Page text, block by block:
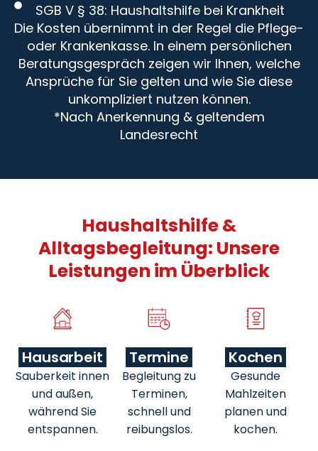
SGB V § 38: Haushaltshilfe bei Krankheit
Die Kosten übernimmt in der Regel die Pflege-
oder Krankenkasse. In einem persönlichen
Beratungsgespräch zeigen wir Ihnen, welche
Ansprüche für Sie gelten und wie Sie diese
unkompliziert nutzen können.
*Nach Anerkennung & geltendem
Landesrecht
Haushaltshilfe &
Alltagsbegleitung: Unsere
Leistungen im Überblick
Hausarbeit
Sauberkeit innen
und außen,
während Sie
entspannen.
Termine
Begleitung zu
Terminen,
schnell und
reibungslos.
Kochen
Gesunde
Mahlzeiten
planen und
kochen.